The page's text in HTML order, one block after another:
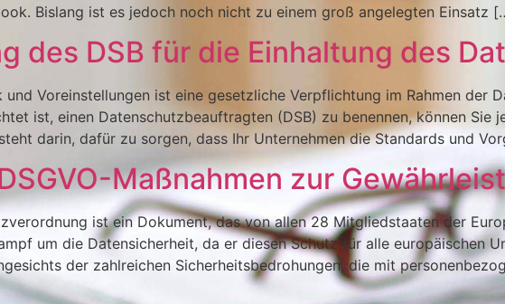
Bislang ist es jedoch noch nicht zu einem groß angelegten Einsatz
des DSB für die Einhaltung des
Voreinstellungen ist eine gesetzliche Verpflichtung im Rahmen der
ist, einen Datenschutzbeauftragten (DSB) zu benennen, können Sie
darin, dafür zu sorgen, dass Ihr Unternehmen die Standards und
Maßnahmen zur
ist ein Dokument, das von allen 28 Mitgliedstaaten der
um die Datensicherheit, da er diesen Schutz für alle europäischen
der zahlreichen Sicherheitsbedrohungen, die mit